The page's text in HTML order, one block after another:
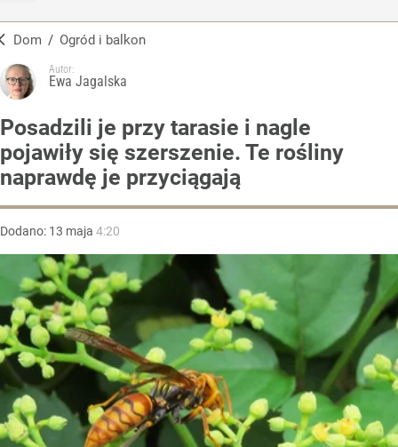
Dom / Ogród i balkon
Autor:
Ewa Jagalska
Posadzili je przy tarasie i nagle
pojawiły się szerszenie. Te rośliny
naprawdę je przyciągają
Dodano: 13 maja 4:20